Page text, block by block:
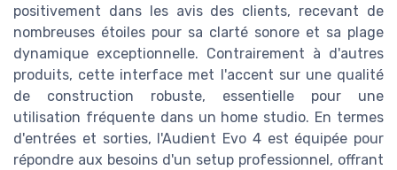
positivement dans les avis des clients, recevant de
nombreuses étoiles pour sa clarté sonore et sa plage
dynamique exceptionnelle. Contrairement à d'autres
produits, cette interface met l'accent sur une qualité
de construction robuste, essentielle pour une
utilisation fréquente dans un home studio. En termes
d'entrées et sorties, l'Audient Evo 4 est équipée pour
répondre aux besoins d'un setup professionnel, offrant